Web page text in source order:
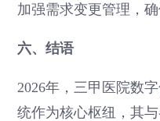
加强需求变更管理，确
六、结语
2026年，三甲医院数
统作为核心枢纽，其